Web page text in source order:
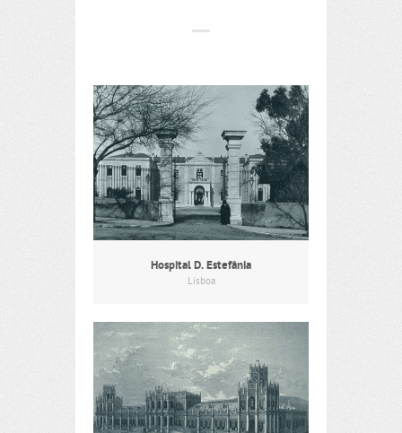
Hospital D. Estefânia
Lisboa